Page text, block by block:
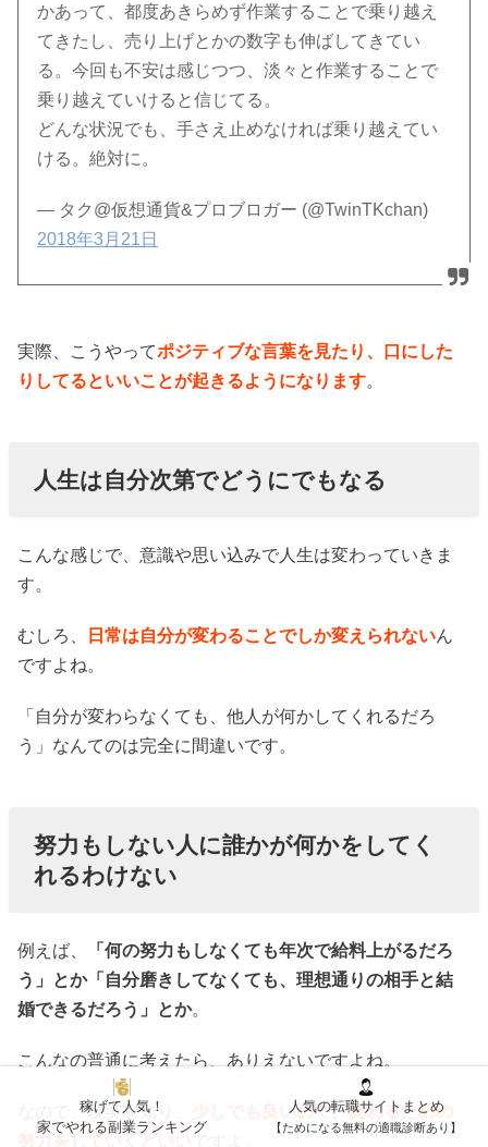
かあって、都度あきらめず作業することで乗り越え
てきたし、売り上げとかの数字も伸ばしてきてい
る。今回も不安は感じつつ、淡々と作業することで
乗り越えていけると信じてる。
どんな状況でも、手さえ止めなければ乗り越えてい
ける。絶対に。
— タク@仮想通貨&プロブロガー (@TwinTKchan)
2018年3月21日
実際、こうやってポジティブな言葉を見たり、口にした
りしてるといいことが起きるようになります。
人生は自分次第でどうにでもなる
こんな感じで、意識や思い込みで人生は変わっていきま
す。
むしろ、 日常は自分が変わることでしか変えられないん
ですよね。
「自分が変わらなくても、他人が何かしてくれるだろ
う」なんてのは完全に間違いです。
努力もしない人に誰かが何かをしてく
れるわけない
例えば、
「何の努力もしなくても年次で給料上がるだろ
う」とか「自分磨きしてなくても、理想通りの相手と結
婚できるだろう」とか。
こんなの普通に考えたら、ありえないですよね。
なので、現実を知り、 少しでも良いので、変わるための
努力をしていくといい
稼げて人気！
家でやれる副業ランキング
人気の転職サイトまとめ
【ためになる無料の適職診断あり】